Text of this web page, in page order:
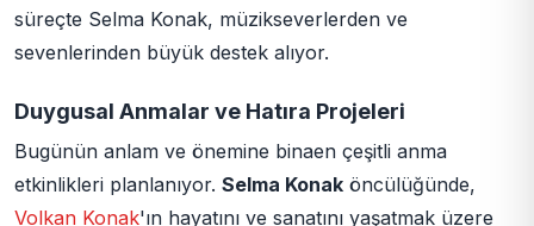
süreçte Selma Konak, müzikseverlerden ve
sevenlerinden büyük destek alıyor.
Duygusal Anmalar ve Hatıra Projeleri
Bugünün anlam ve önemine binaen çeşitli anma
etkinlikleri planlanıyor. Selma Konak öncülüğünde,
Volkan Konak'ın hayatını ve sanatını yaşatmak üzere